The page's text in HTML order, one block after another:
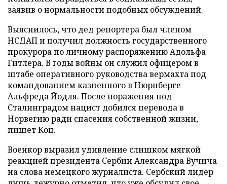
заявив о нормальности подобных обсуждений.
Выяснилось, что дед репортера был членом
НСДАП и получил должность государственного
прокурора по личному распоряжению Адольфа
Гитлера. В годы войны он служил офицером в
штабе оперативного руководства вермахта под
командованием казненного в Нюрнберге
Альфреда Йодля. После поражения под
Сталинградом нацист добился перевода в
Норвегию ради спасения собственной жизни,
пишет Коц.
Военкор выразил удивление слишком мягкой
реакцией президента Сербии Александра Вучича
на слова немецкого журналиста. Сербский лидер